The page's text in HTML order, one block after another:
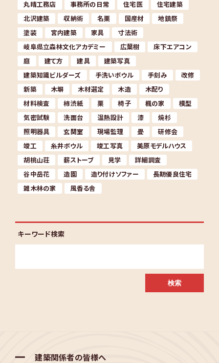
丸晴工務店
事務所の日常 住宅医
住宅建築
北沢建築
収納術 名栗 国産材
地鎮祭
塗装
宮内建築 家具
寸法術
岐阜県立森林文化アカデミー
広葉樹
床下エアコン
庭
建て方 建具
建築写真
建築知識ビルダーズ
手洗いボウル 手刻み
改修
新築
木塀 木材選定 木造
木配り
材料検査
柿渋紙 栗 椅子 楓の家
模型
気密試験
洗面台 温熱設計 漆
焼杉
照明器具
玄関室 現場監理 畳
研修会
竣工
糸井ボウル 竣工写真
美原モデルハウス
胡桃山荘
薪ストーブ 見学
詳細調査
谷中岳花
造園 造り付けソファー
長期優良住宅
雑木林の家
風香る舎
キーワード検索
建築関係者の皆様へ